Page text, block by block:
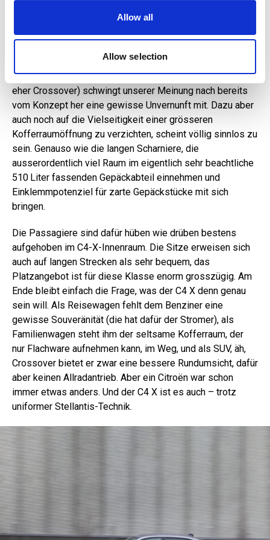
may combine it with other information that you’ve
provided to them or that they’ve collected from your use
Allow all
Allow selection
Zentimeter länger ist als sein kompakter
Fliessheckbruder C4 mit grosser Heckklappe, hat einen
recht spärlich bemessenen Kofferraumdeckel wie eine
Ausnahme. Welchen Sinn dies macht, bleibt indes unklar.
Bei einem SUV-Coupé (oder nennen wir es vielleicht doch
eher Crossover) schwingt unserer Meinung nach bereits
vom Konzept her eine gewisse Unvernunft mit. Dazu aber
auch noch auf die Vielseitigkeit einer grösseren
Kofferraumöffnung zu verzichten, scheint völlig sinnlos zu
sein. Genauso wie die langen Scharniere, die
ausserordentlich viel Raum im eigentlich sehr beachtliche
510 Liter fassenden Gepäckabteil einnehmen und
Einklemmpotenziel für zarte Gepäckstücke mit sich
bringen.
Die Passagiere sind dafür hüben wie drüben bestens
aufgehoben im C4-X-Innenraum. Die Sitze erweisen sich
auch auf langen Strecken als sehr bequem, das
Platzangebot ist für diese Klasse enorm grosszügig. Am
Ende bleibt einfach die Frage, was der C4 X denn genau
sein will. Als Reisewagen fehlt dem Benziner eine
gewisse Souveränität (die hat dafür der Stromer), als
Familienwagen steht ihm der seltsame Kofferraum, der
nur Flachware aufnehmen kann, im Weg, und als SUV, äh,
Crossover bietet er zwar eine bessere Rundumsicht, dafür
aber keinen Allradantrieb. Aber ein Citroën war schon
immer etwas anders. Und der C4 X ist es auch – trotz
uniformer Stellantis-Technik.